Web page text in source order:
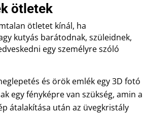
ötletek
ötletet kínál, ha
kutyás barátodnak, szüleidnek,
egy személyre szóló
és örök emlék egy 3D fotó
egy fényképre van szükség, amin a
átalakítása után az üvegkristály